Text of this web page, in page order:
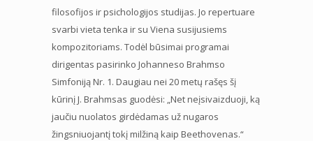
filosofijos ir psichologijos studijas. Jo repertuare
svarbi vieta tenka ir su Viena susijusiems
kompozitoriams. Todėl būsimai programai
dirigentas pasirinko Johanneso Brahmso
Simfoniją Nr. 1. Daugiau nei 20 metų rašęs šį
kūrinį J. Brahmsas guodėsi: „Net neįsivaizduoji, ką
jaučiu nuolatos girdėdamas už nugaros
žingsniuojantį tokį milžiną kaip Beethovenas.“